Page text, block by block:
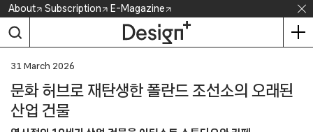
Skip
content
About Subscription E-Magazine
31 March 2026
문화 허브로 재탄생한 폴란드 조선소의 오래된
산업 건물